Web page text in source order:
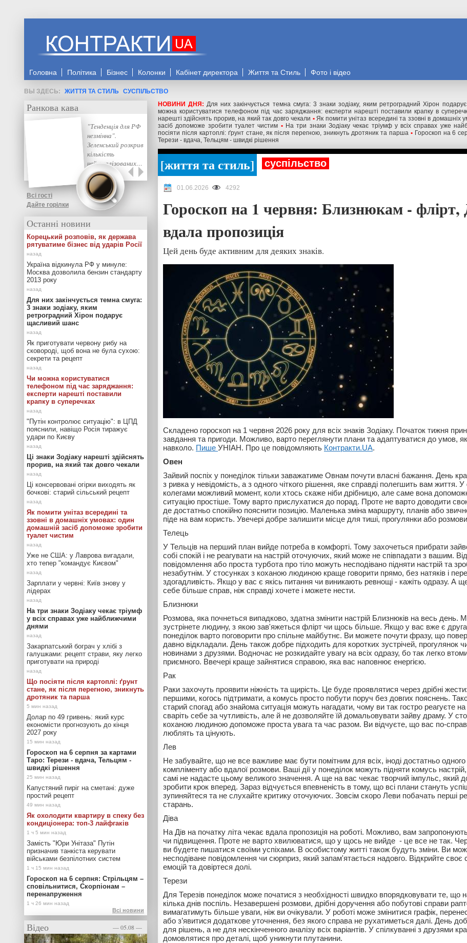
Головна Політика Бізнес Колонки Кабінет директора Життя та Стиль Фото і відео
ЖИТТЯ ТА СТИЛЬ СУСПІЛЬСТВО
НОВИНИ ДНЯ:Для них закінчується темна смуга: 3 знаки зодіаку, яким ретроградний Хірон
можна користуватися телефоном під час заряджання: експерти нарешті поставили крапку в
нарешті здійснять прорив, на який так довго чекали • Як помити унітаз всередині та ззовні в домашніх
засіб допоможе зробити туалет чистим • На три знаки Зодіаку чекає тріумф у всіх справах уже
посіяти після картоплі: ґрунт стане, як після перегною, зникнуть дротяник та парша • Гороскоп на 6
Терези - вдача, Тельцям - швидкі рішення
життя та стиль суспільство
01.06.2026 4292
Гороскоп на 1 червня: Близнюкам - флірт,
вдала пропозиція
Цей день буде активним для деяких знаків.
Складено гороскоп на 1 червня 2026 року для всіх знаків Зодіаку. Початок тижня
завдання та пригоди. Можливо, варто переглянути плани та адаптуватися до умов,
навколо. Пише УНІАН. Про це повідомляють Контракти.UA.
Овен
Зайвий поспіх у понеділок тільки заважатиме Овнам почути власні бажання. День
з ривка у невідомість, а з одного чіткого рішення, яке справді полегшить вам життя. У
колегами можливий момент, коли хтось скаже ніби дрібницю, але саме вона
ситуацію простіше. Тому варто прислухатися до порад. Проте не варто доводити
де достатньо спокійно пояснити позицію. Маленька зміна маршруту, планів або
піде на вам користь. Увечері добре залишити місце для тиші, прогулянки або
Телець
У Тельців на перший план вийде потреба в комфорті. Тому захочеться прибрати
собі спокій і не реагувати на настрій оточуючих, який може не співпадати з вашим.
повідомлення або проста турбота про тіло можуть несподівано підняти настрій та
незабутнім. У стосунках з коханою людиною краще говорити прямо, без натяків і
здогадливість. Якщо у вас є якісь питання чи виникають ревнощі - кажіть одразу. А
себе більше справ, ніж справді хочете і можете нести.
Близнюки
Розмова, яка почнеться випадково, здатна змінити настрій Близнюків на весь день.
зустрінете людину, з якою зав'яжеться флірт чи щось більше. Якщо у вас вже є
понеділок варто поговорити про спільне майбутнє. Ви можете почути фразу, що
давно відкладали. День також добре підходить для коротких зустрічей, прогулянок
новинами з друзями. Водночас не розкидайте увагу на всіх одразу, бо так легко
приємного. Ввечері краще зайнятися справою, яка вас наповнює енергією.
Рак
Раки захочуть проявити ніжність та щирість. Це буде проявлятися через дрібні
першими, когось підтримати, а комусь просто побути поруч без довгих пояснень.
старий спогад або знайома ситуація можуть нагадати, чому ви так гостро реагуєте
сваріть себе за чутливість, але й не дозволяйте їй домальовувати зайву драму. У
коханою людиною допоможе проста увага та час разом. Ви відчуєте, що вас по-
люблять та цінують.
Лев
Не забувайте, що не все важливе має бути помітним для всіх, іноді достатньо
компліменту або вдалої розмови. Ваші дії у понеділок можуть підняти комусь
самі не надасте цьому великого значення. А ще на вас чекає творчий імпульс, який
зробити крок вперед. Зараз відчується впевненість в тому, що всі плани стануть
зупиняйтеся та не слухайте критику оточуючих. Зовсім скоро Леви побачать перші
старань.
Діва
На Дів на початку літа чекає вдала пропозиція на роботі. Можливо, вам
чи підвищення. Проте не варто хвилюватися, що у щось не вийде - це все не так.
ви будете пишатися своїми успіхами. В особистому житті також будуть зміни. Ви
несподіване повідомлення чи сюрприз, який запам'ятається надовго. Відкрийте своє
емоцій та довіртеся долі.
Терези
Для Терезів понеділок може початися з необхідності швидко впорядковувати те, що
кілька днів поспіль. Незавершені розмови, дрібні доручення або побутові справи
вимагатимуть більше уваги, ніж ви очікували. У роботі може змінитися графік,
або з’явитися додаткове уточнення, без якого справа не рухатиметься далі. День
для рішень, а не для нескінченного аналізу всіх варіантів. У спілкуванні з друзями
домовлятися про деталі, щоб уникнути плутанини.
Ранкова кава
"Тенденція для РФ
незмінна".
Зеленський розкрив
кількість
нейтралізованих…
Всі гості
Дайте горілки
Останні новини
Корецький розповів, як держава
рятуватиме бізнес від ударів Росії
Україна відкинула РФ у минуле:
Москва дозволила бензин стандарту
2013 року
Для них закінчується темна смуга:
3 знаки зодіаку, яким
ретроградний Хірон подарує
щасливий шанс
Як приготувати червону рибу на
сковороді, щоб вона не була сухою:
секрети та рецепт
Чи можна користуватися
телефоном під час заряджання:
експерти нарешті поставили
крапку в суперечках
"Путін контролює ситуацію": в ЦПД
пояснили, навіщо Росія тиражує
удари по Києву
Ці знаки Зодіаку нарешті здійснять
прорив, на який так довго чекали
Ці консервовані огірки виходять як
бочкові: старий сільський рецепт
Як помити унітаз всередині та
ззовні в домашніх умовах: один
домашній засіб допоможе зробити
туалет чистим
Уже не США: у Лаврова вигадали,
хто тепер "командує Києвом"
Зарплати у червні: Київ знову у
лідерах
На три знаки Зодіаку чекає тріумф
у всіх справах уже найближчими
днями
Закарпатський бограч у хлібі з
галушками: рецепт страви, яку легко
приготувати на природі
Що посіяти після картоплі: ґрунт
стане, як після перегною, зникнуть
дротяник та парша
Долар по 49 гривень: який курс
економісти прогнозують до кінця
2027 року
Гороскоп на 6 серпня за картами
Таро: Терези - вдача, Тельцям -
швидкі рішення
Капустяний пиріг на сметані: дуже
простий рецепт
Як охолодити квартиру в спеку без
кондиціонера: топ-3 лайфгаків
Замість "Юри Унітаза" Путін
призначив танкіста керувати
військами безпілотних систем
Гороскоп на 6 серпня: Стрільцям –
сповільнитися, Скорпіонам –
перенапруження
Всі новини
Відео — 05.08 —